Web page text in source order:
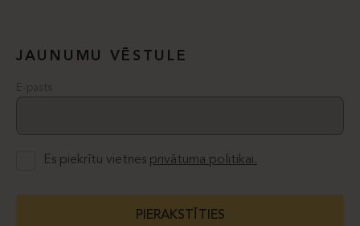
JAUNUMU VĒSTULE
E-pasts
Es piekrītu vietnes privātuma politikai.
PIERAKSTĪTIES